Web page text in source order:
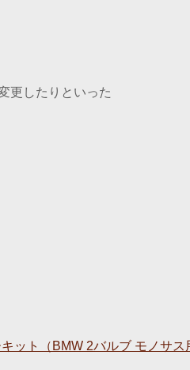
更したりといった
ット（BMW 2バルブ モノサス